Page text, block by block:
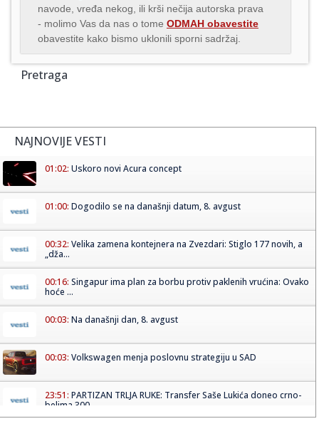
navode, vređa nekog, ili krši nečija autorska prava
- molimo Vas da nas o tome ODMAH obavestite
obavestite kako bismo uklonili sporni sadržaj.
Pretraga
NAJNOVIJE VESTI
01:02: Uskoro novi Acura concept
01:00: Dogodilo se na današnji datum, 8. avgust
00:32: Velika zamena kontejnera na Zvezdari: Stiglo 177 novih, a
„dža...
00:16: Singapur ima plan za borbu protiv paklenih vrućina: Ovako
hoće ...
00:03: Na današnji dan, 8. avgust
00:03: Volkswagen menja poslovnu strategiju u SAD
23:51: PARTIZAN TRLJA RUKE: Transfer Saše Lukića doneo crno-
belima 300...